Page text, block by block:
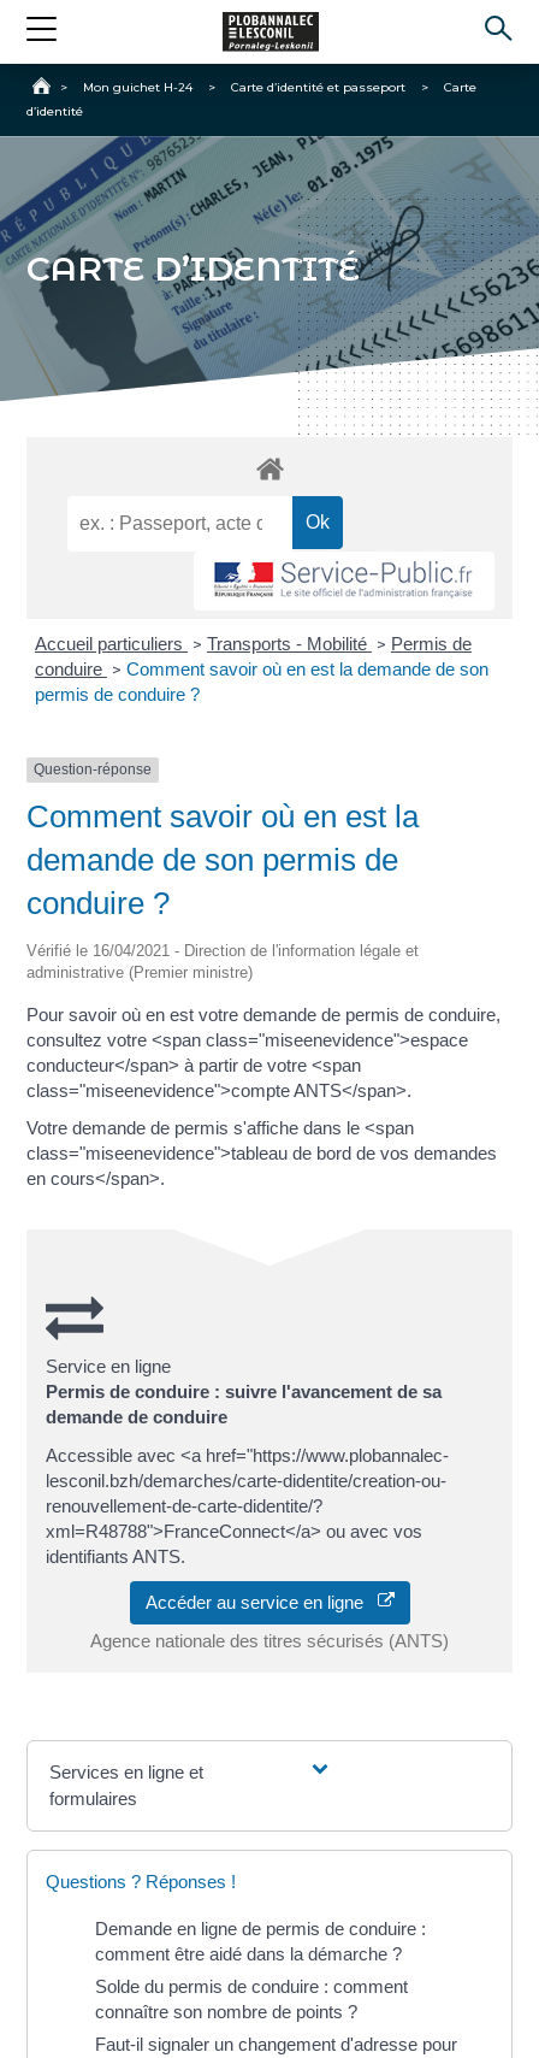
Accueil
> Mon guichet H-24 > Carte d’identité et passeport >
Carte
d’identité
CARTE D’IDENTITÉ
Accueil particuliers > Transports - Mobilité > Permis de
conduire > Comment savoir où en est la demande de son
permis de conduire ?
Question-réponse
Comment savoir où en est la
demande de son permis de
conduire ?
Vérifié le 16/04/2021 - Direction de l'information légale et
administrative (Premier ministre)
Pour savoir où en est votre demande de permis de conduire,
consultez votre <span class="miseenevidence">espace
conducteur</span> à partir de votre <span
class="miseenevidence">compte ANTS</span>.
Votre demande de permis s'affiche dans le <span
class="miseenevidence">tableau de bord de vos demandes
en cours</span>.
Service en ligne
Permis de conduire : suivre l'avancement de sa
demande de conduire
Accessible avec <a href="https://www.plobannalec-
lesconil.bzh/demarches/carte-didentite/creation-ou-
renouvellement-de-carte-didentite/?
xml=R48788">FranceConnect</a> ou avec vos
identifiants ANTS.
Accéder au service en ligne
Agence nationale des titres sécurisés (ANTS)
Services en ligne et
formulaires
Questions ? Réponses !
Demande en ligne de permis de conduire :
comment être aidé dans la démarche ?
Solde du permis de conduire : comment
connaître son nombre de points ?
Faut-il signaler un changement d'adresse pour